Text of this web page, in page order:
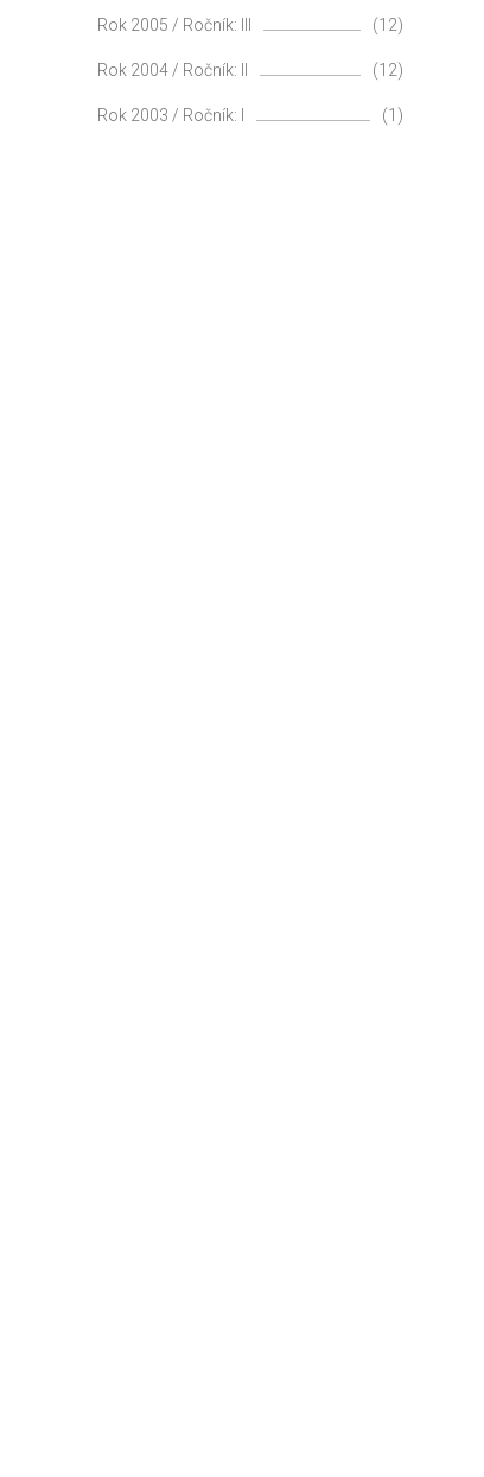
Rok 2005 / Ročník: III (12)
Rok 2004 / Ročník: II (12)
Rok 2003 / Ročník: I (1)